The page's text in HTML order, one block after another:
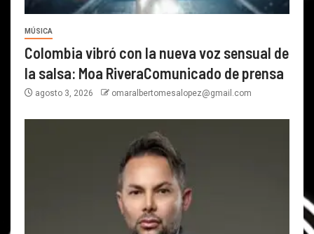
MÚSICA
Colombia vibró con la nueva voz sensual de
la salsa: Moa RiveraComunicado de prensa
agosto 3, 2026 omaralbertomesalopez@gmail.com